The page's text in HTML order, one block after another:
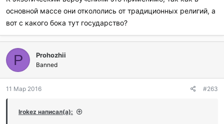
основной массе они откололись от традиционных религий, а
вот с какого бока тут государство?
P Prohozhii
Banned
11 Мар 2016 #263
Irokez написал(а):